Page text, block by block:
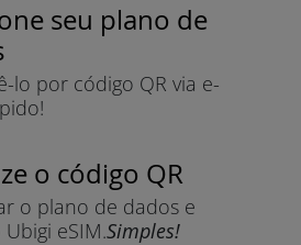
seu plano de
lo por código QR via e-
o código QR
o plano de dados e
eSIM.Simples!